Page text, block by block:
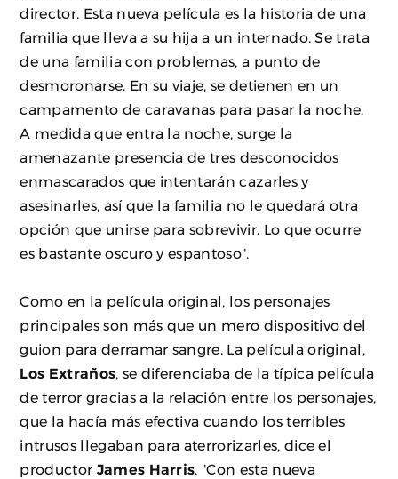
director. Esta nueva película es la historia de una
familia que lleva a su hija a un internado. Se trata
de una familia con problemas, a punto de
desmoronarse. En su viaje, se detienen en un
campamento de caravanas para pasar la noche.
A medida que entra la noche, surge la
amenazante presencia de tres desconocidos
enmascarados que intentarán cazarles y
asesinarles, así que la familia no le quedará otra
opción que unirse para sobrevivir. Lo que ocurre
es bastante oscuro y espantoso".
Como en la película original, los personajes
principales son más que un mero dispositivo del
guion para derramar sangre. La película original,
Los Extraños , se diferenciaba de la típica película
de terror gracias a la relación entre los personajes,
que la hacía más efectiva cuando los terribles
intrusos llegaban para aterrorizarles, dice el
productor James Harris . "Con esta nueva